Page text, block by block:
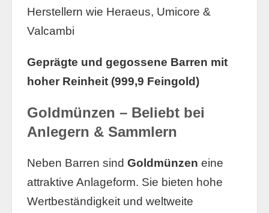
Herstellern wie Heraeus, Umicore &
Valcambi
Geprägte und gegossene Barren mit
hoher Reinheit (999,9 Feingold)
Goldmünzen – Beliebt bei
Anlegern & Sammlern
Neben Barren sind Goldmünzen eine
attraktive Anlageform. Sie bieten hohe
Wertbeständigkeit und weltweite